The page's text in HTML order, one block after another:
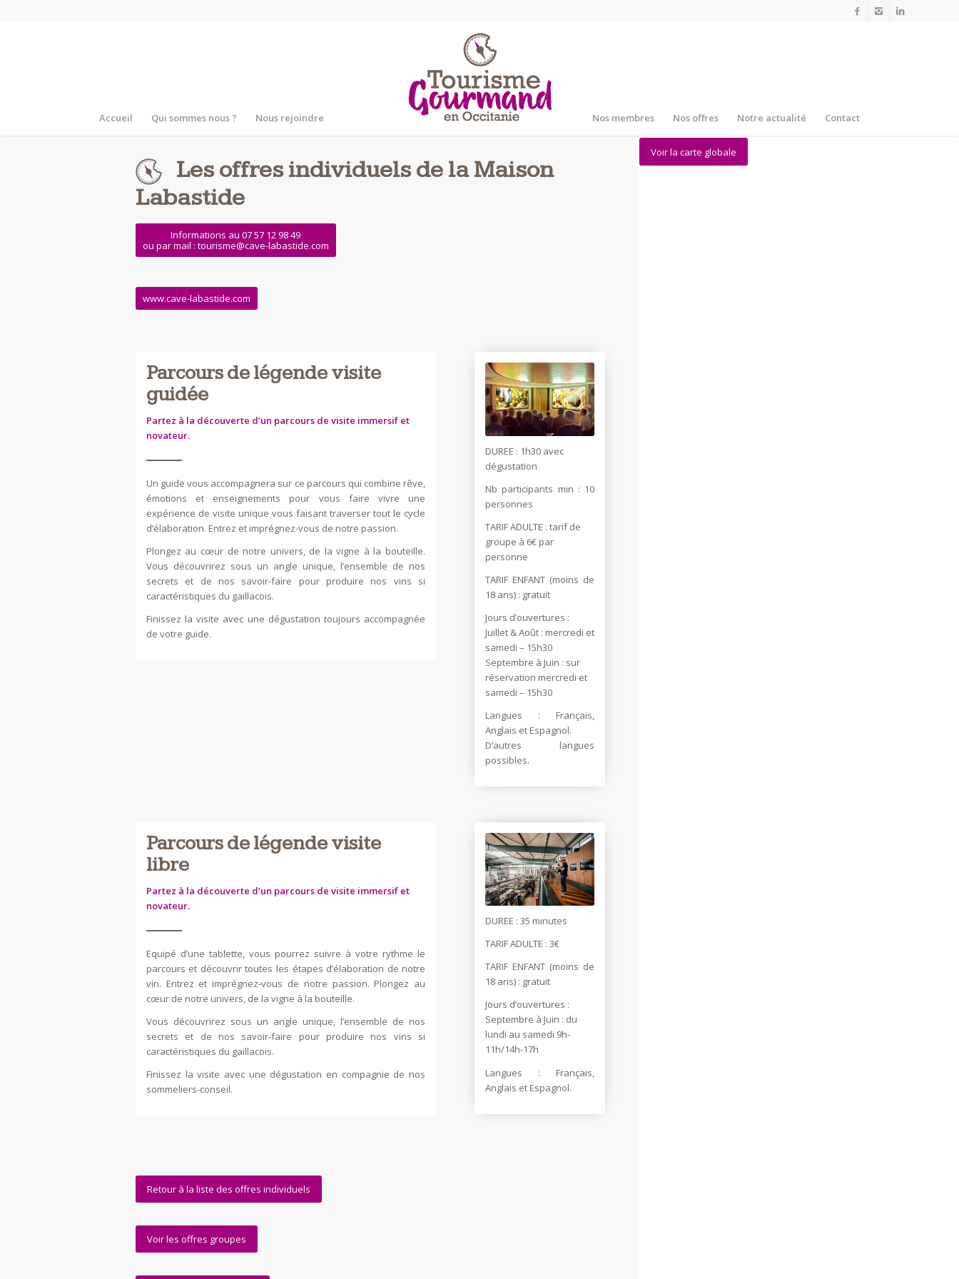
Accueil Qui sommes nous ? Nous rejoindre Nos membres Nos offres Notre actualité Contact
Les offres individuels de la Maison
Labastide
Informations au 07 57 12 98 49
ou par mail : tourisme@cave-labastide.com
www.cave-labastide.com
Parcours de légende visite
guidée
Partez à la découverte d’un parcours de visite immersif et
novateur.
Un guide vous accompagnera sur ce parcours qui combine rêve,
émotions et enseignements pour vous faire vivre une
expérience de visite unique vous faisant traverser tout le cycle
d’élaboration. Entrez et imprégnez-vous de notre passion.
Plongez au cœur de notre univers, de la vigne à la bouteille.
Vous découvrirez sous un angle unique, l’ensemble de nos
secrets et de nos savoir-faire pour produire nos vins si
caractéristiques du gaillacois.
Finissez la visite avec une dégustation toujours accompagnée
de votre guide.
DUREE : 1h30 avec
dégustation
Nb participants min : 10
personnes
TARIF ADULTE : tarif de
groupe à 6€ par
personne
TARIF ENFANT (moins de
18 ans) : gratuit
Jours d’ouvertures :
Juillet & Août : mercredi et
samedi – 15h30
Septembre à Juin : sur
réservation mercredi et
samedi – 15h30
Langues : Français,
Anglais et Espagnol.
D’autres langues
possibles.
Parcours de légende visite
libre
Partez à la découverte d’un parcours de visite immersif et
novateur.
Equipé d’une tablette, vous pourrez suivre à votre rythme le
parcours et découvrir toutes les étapes d’élaboration de notre
vin. Entrez et imprégnez-vous de notre passion. Plongez au
cœur de notre univers, de la vigne à la bouteille.
Vous découvrirez sous un angle unique, l’ensemble de nos
secrets et de nos savoir-faire pour produire nos vins si
caractéristiques du gaillacois.
Finissez la visite avec une dégustation en compagnie de nos
sommeliers-conseil.
DUREE : 35 minutes
TARIF ADULTE : 3€
TARIF ENFANT (moins de
18 ans) : gratuit
Jours d’ouvertures :
Septembre à Juin : du
lundi au samedi 9h-
11h/14h-17h
Langues : Français,
Anglais et Espagnol.
Retour à la liste des offres individuels
Voir les offres groupes
Voir la carte globale